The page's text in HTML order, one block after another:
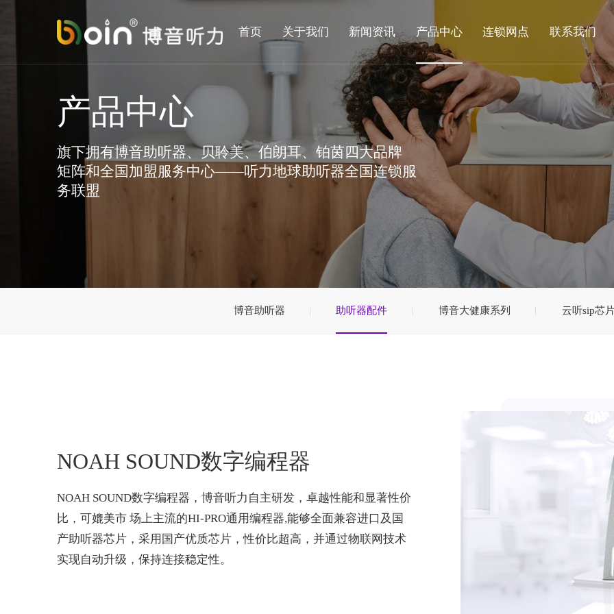
首页 关于我们 新闻资讯 产品中心 连锁网点 联系我们
产品中心
旗下拥有博音助听器、贝聆美、伯朗耳、铂茵四大品牌
矩阵和全国加盟服务中心——听力地球助听器全国连锁服
务联盟
博音助听器 助听器配件 博音大健康系列 云听sip芯
NOAH SOUND数字编程器
NOAH SOUND数字编程器，博音听力自主研发，卓越性能和显著性价
比，可媲美市 场上主流的HI-PRO通用编程器,能够全面兼容进口及国
产助听器芯片，采用国产优质芯片，性价比超高，并通过物联网技术
实现自动升级，保持连接稳定性。